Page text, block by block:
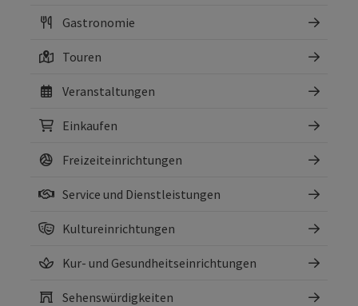
Gastronomie
Touren
Veranstaltungen
Einkaufen
Freizeiteinrichtungen
Service und Dienstleistungen
Kultureinrichtungen
Kur- und Gesundheitseinrichtungen
Sehenswürdigkeiten